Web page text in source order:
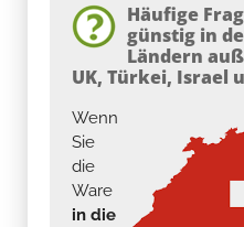
Häufige
günstig in
Ländern
UK, Türkei, Israel
Wenn
Sie
die
Ware
in die